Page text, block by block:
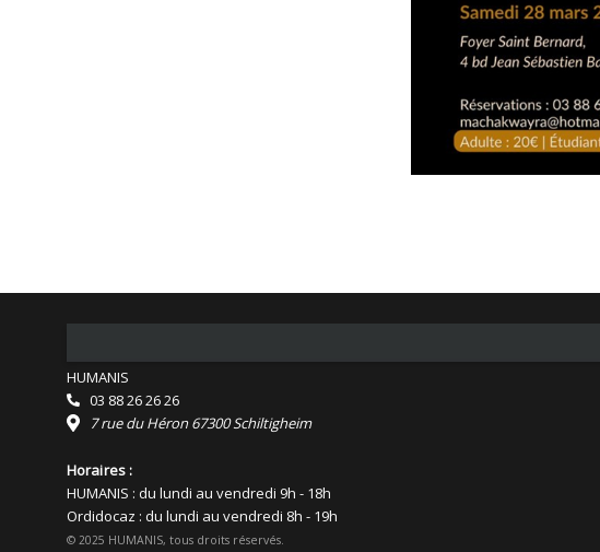
HUMANIS
03 88 26 26 26
7 rue du Héron 67300 Schiltigheim
Horaires :
HUMANIS : du lundi au vendredi 9h - 18h
Ordidocaz : du lundi au vendredi 8h - 19h
© 2025 HUMANIS, tous droits réservés.